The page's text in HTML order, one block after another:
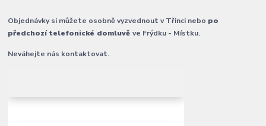
Objednávky si můžete osobně vyzvednout v Třinci nebo po
předchozí telefonické domluvěve Frýdku - Místku.
Neváhejte nás kontaktovat.